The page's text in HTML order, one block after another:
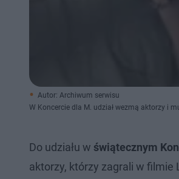
Autor: Archiwum serwisu
W Koncercie dla M. udział wezmą aktorzy i
Do udziału w świątecznym
aktorzy, którzy zagrali w